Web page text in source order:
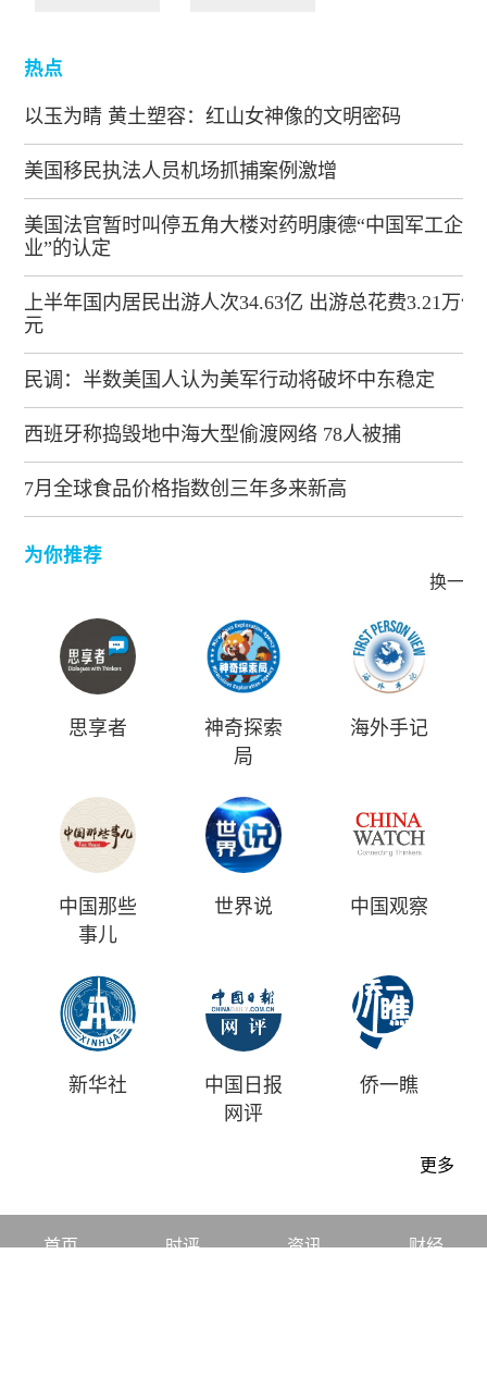
热点
以玉为睛 黄土塑容：红山女神像的文明密码
美国移民执法人员机场抓捕案例激增
美国法官暂时叫停五角大楼对药明康德“中国军工企
业”的认定
上半年国内居民出游人次34.63亿 出游总花费3.21万亿
元
民调：半数美国人认为美军行动将破坏中东稳定
西班牙称捣毁地中海大型偷渡网络 78人被捕
7月全球食品价格指数创三年多来新高
为你推荐
换一批
思享者
神奇探索
局
海外手记
中国那些
事儿
世界说 中国观察
新华社
中国日报
网评
侨一瞧
更多
首页 时评 资讯 财经